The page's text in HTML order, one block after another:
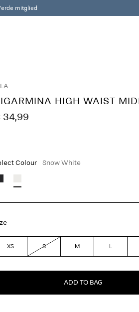
mitglied
HIGH WAIST
34,99
Colour Snow White
XS S M L
ADD TO BAG